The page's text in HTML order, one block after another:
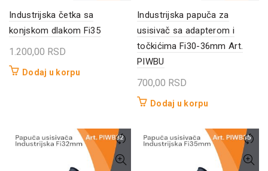
Industrijska četka sa
konjskom dlakom Fi35
1.200,00 RSD
Dodaj u korpu
Industrijska papuča za
usisivač sa adapterom i
točkićima Fi30-36mm Art.
PIWBU
700,00 RSD
Dodaj u korpu